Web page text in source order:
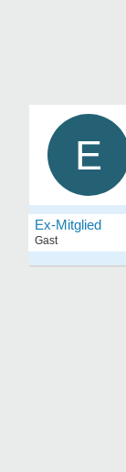
E
Ex-Mitglied
Gast